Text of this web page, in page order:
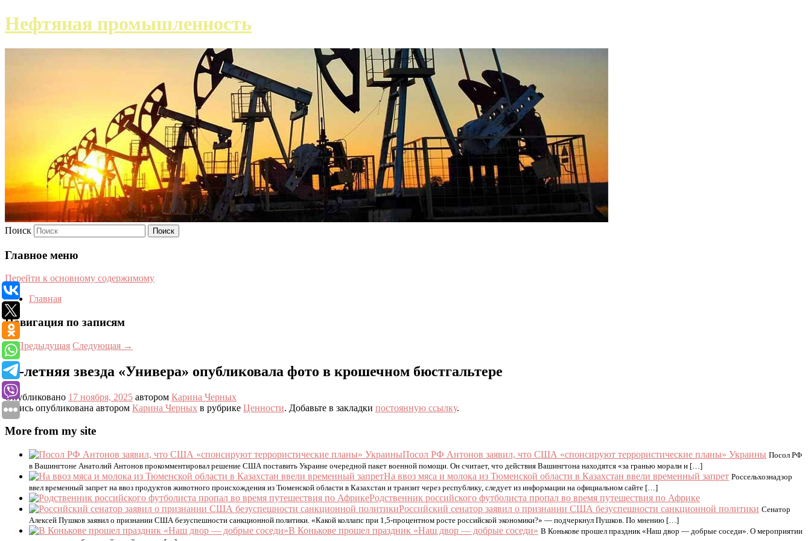
Нефтяная промышленность
Поиск
Главное меню
Перейти к основному содержимому
Главная
Навигация по записям
←Предыдущая Следующая →
42-летняя звезда «Универа» опубликовала фото в крошечном бюстгальтере
Опубликовано 17 ноября, 2025 автором Карина Черных
Запись опубликована автором Карина Черных в рубрике Ценности. Добавьте в закладки постоянную ссылку.
More from my site
Посол РФ Антонов заявил, что США «спонсируют террористические планы» Украины Посол РФ
в Вашингтоне Анатолий Антонов прокомментировал решение США поставить Украине очередной пакет военной помощи. Он считает, что действия Вашингтона находятся «за гранью морали и […]
На ввоз мяса и молока из Тюменской области в Казахстан ввели временный запрет Россельхознадзор
ввел временный запрет на ввоз продуктов животного происхождения из Тюменской области в Казахстан и транзит через республику, следует из информации на официальном сайте […]
Родственник российского футболиста пропал во время путешествия по Африке
Российский сенатор заявил о признании США безуспешности санкционной политики Сенатор
Алексей Пушков заявил о признании США безуспешности санкционной политики. «Какой коллапс при 1,5-процентном росте российской экономики?» — подчеркнул Пушков. По мнению […]
В Конькове прошел праздник «Наш двор — добрые соседи» В Конькове прошел праздник «Наш двор — добрые соседи». О мероприятии